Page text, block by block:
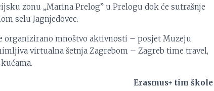
zonu „Marina Prelog” u Prelogu dok će sutrašnje
selu Jagnjedovec.
organizirano mnoštvo aktivnosti – posjet Muzeju
virtualna šetnja Zagrebom – Zagreb time travel,
Erasmus+ tim škole